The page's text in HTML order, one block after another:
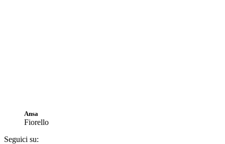
Ansa
Fiorello
Seguici su: